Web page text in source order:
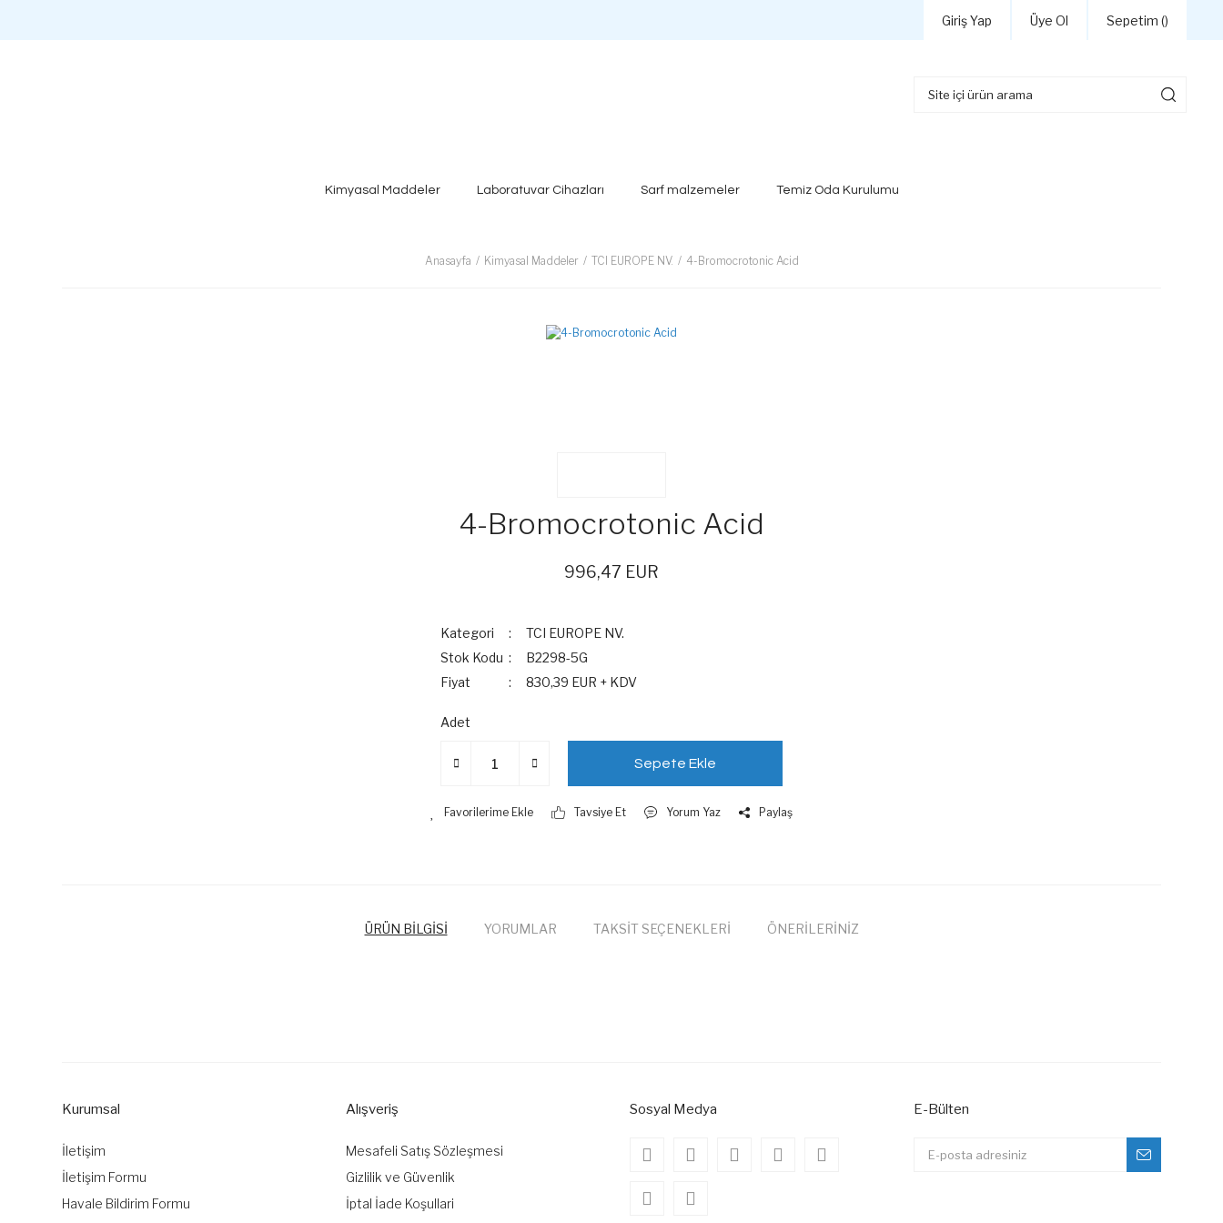
Giriş Yap Üye Ol Sepetim ()
Kimyasal Maddeler Laboratuvar Cihazları Sarf malzemeler Temiz Oda Kurulumu
Anasayfa Kimyasal Maddeler TCI EUROPE NV. 4-Bromocrotonic Acid
4-Bromocrotonic Acid
996,47 EUR
Kategori
TCI EUROPE NV.
Stok Kodu
B2298-5G
Fiyat
830,39 EUR + KDV
Adet
Sepete Ekle
Tavsiye Et Yorum Yaz Paylaş
ÜRÜN BİLGİSİ YORUMLAR TAKSİT SEÇENEKLERİ ÖNERİLERİNİZ
Ürün bilgilerinde hatalar bulunuyor.
Bu ürüne benzer farklı alternatifler olmalı.
Kurumsal
İletişim
İletişim Formu
Havale Bildirim Formu
Alışveriş
Mesafeli Satış Sözleşmesi
Gizlilik ve Güvenlik
İptal İade Koşullari
Sosyal Medya E-Bülten